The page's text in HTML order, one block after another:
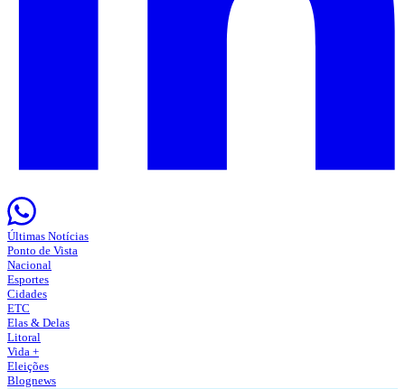
Últimas Notícias
Ponto de Vista
Nacional
Esportes
Cidades
ETC
Elas & Delas
Litoral
Vida +
Eleições
Blognews